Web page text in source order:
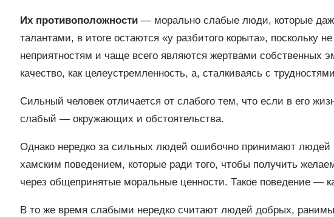
Их противоположности― морально слабые люди, которые
талантами, в итоге остаются «у разбитого корыта», поскольку
неприятностям и чаще всего являются жертвами собственных
качество, как целеустремленность, а, сталкиваясь с
Сильный человек отличается от слабого тем, что если в его
слабый ― окружающих и обстоятельства.
Однако нередко за сильных людей ошибочно принимают людей
хамским поведением, которые ради того, чтобы получить
через общепринятые моральные ценности. Такое поведение ―
В то же время слабыми нередко считают людей добрых,